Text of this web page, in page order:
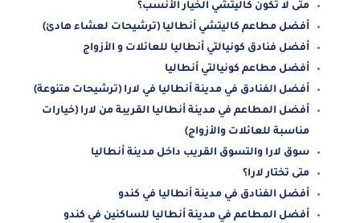
متى لا تكون كاليتشي الخيار الأنسب؟
أفضل مطاعم كاليتشي أنطاليا (ترشيحات لعشاء هادئ)
أفضل فنادق كونيالتي أنطاليا للعائلات و الأزواج
أفضل مطاعم كونيالتي أنطاليا
أفضل الفنادق في مدينة أنطاليا في لارا (ترشيحات متنوعة)
أفضل المطاعم في مدينة أنطاليا القريبة من لارا (خيارات
مناسبة للعائلات والأزواج)
سوق لارا والتسوق القريب داخل مدينة أنطاليا
متى تختار لارا؟
أفضل الفنادق في مدينة أنطاليا في كندو
أفضل المطاعم في مدينة أنطاليا للساكنين في كندو